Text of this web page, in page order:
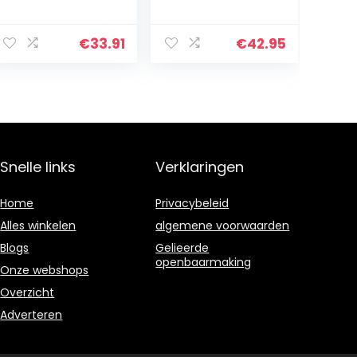
voetballaarzen,
Athletics,
volwassenen,
outdoor sport
€33.91
€42.95
Snelle links
Home
Alles winkelen
Blogs
Onze webshops
Overzicht
Adverteren
Verklaringen
Privacybeleid
algemene voorwaarden
Gelieerde
openbaarmaking